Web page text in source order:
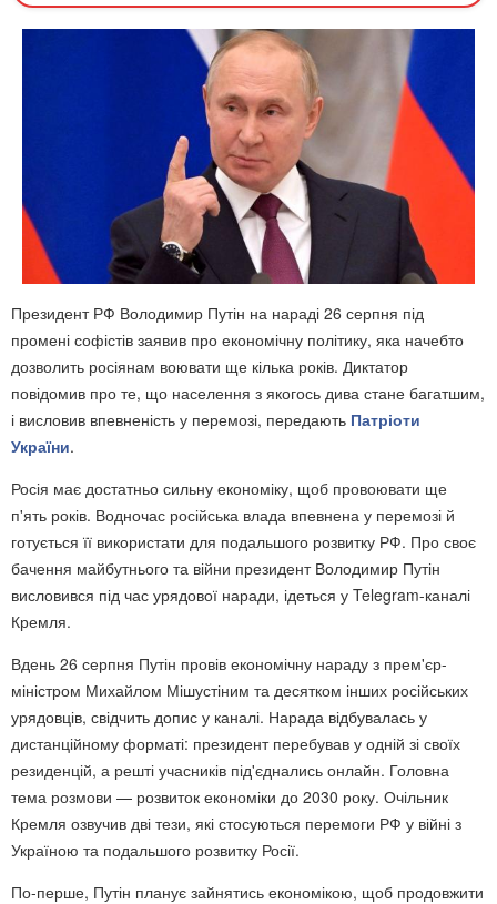
Президент РФ Володимир Путін на нараді 26 серпня під
промені софістів заявив про економічну політику, яка начебто
дозволить росіянам воювати ще кілька років. Диктатор
повідомив про те, що населення з якогось дива стане багатшим,
і висловив впевненість у перемозі, передають Патріоти
України.
Росія має достатньо сильну економіку, щоб провоювати ще
п'ять років. Водночас російська влада впевнена у перемозі й
готується її використати для подальшого розвитку РФ. Про своє
бачення майбутнього та війни президент Володимир Путін
висловився під час урядової наради, ідеться у Telegram-каналі
Кремля.
Вдень 26 серпня Путін провів економічну нараду з прем'єр-
міністром Михайлом Мішустіним та десятком інших російських
урядовців, свідчить допис у каналі. Нарада відбувалась у
дистанційному форматі: президент перебував у одній зі своїх
резиденцій, а решті учасників під'єднались онлайн. Головна
тема розмови — розвиток економіки до 2030 року. Очільник
Кремля озвучив дві тези, які стосуються перемоги РФ у війні з
Україною та подальшого розвитку Росії.
По-перше, Путін планує зайнятись економікою, щоб продовжити